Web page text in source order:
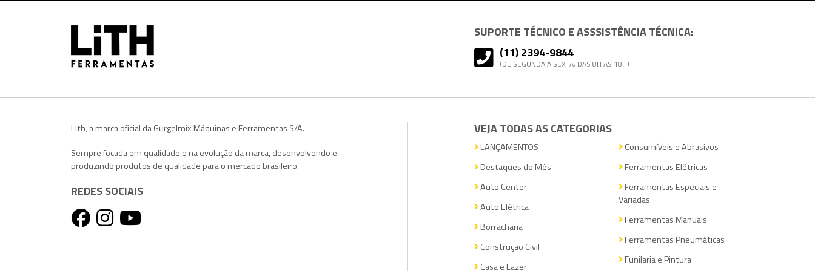
SUPORTE TÉCNICO E ASSSISTÊNCIA TÉCNICA:
(11) 2394-9844
(DE SEGUNDA A SEXTA, DAS 8H AS 18H)
Lith, a marca oficial da Gurgelmix Máquinas e Ferramentas S/A.
Sempre focada em qualidade e na evolução da marca, desenvolvendo e
produzindo produtos de qualidade para o mercado brasileiro.
REDES SOCIAIS
VEJA TODAS AS CATEGORIAS
LANÇAMENTOS
Destaques do Mês
Auto Center
Auto Elétrica
Borracharia
Construção Civil
Casa e Lazer
Consumíveis e Abrasivos
Ferramentas Elétricas
Ferramentas Especiais e
Variadas
Ferramentas Manuais
Ferramentas Pneumáticas
Funilaria e Pintura